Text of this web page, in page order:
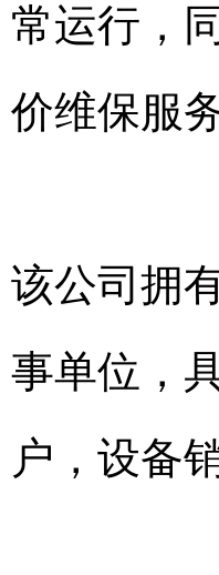
常运行，
价维保服
该公司拥
事单位，
户，设备